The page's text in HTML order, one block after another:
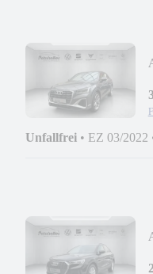
Unfallfrei • EZ 03/2022